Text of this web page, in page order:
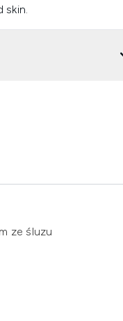
skin.
ze śluzu